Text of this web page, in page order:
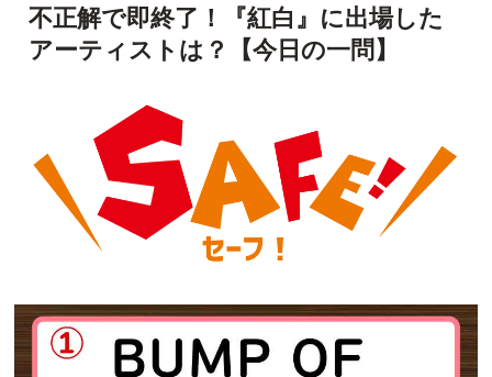
不正解で即終了！『紅白』に出場した
アーティストは？【今日の一問】